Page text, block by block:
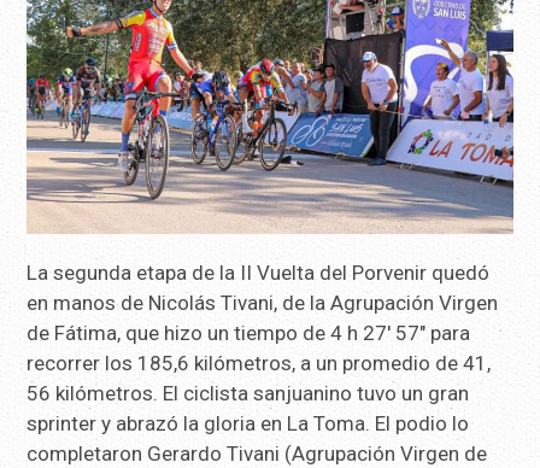
La segunda etapa de la II Vuelta del Porvenir quedó
en manos de Nicolás Tivani, de la Agrupación Virgen
de Fátima, que hizo un tiempo de 4 h 27′ 57″ para
recorrer los 185,6 kilómetros, a un promedio de 41,
56 kilómetros. El ciclista sanjuanino tuvo un gran
sprinter y abrazó la gloria en La Toma. El podio lo
completaron Gerardo Tivani (Agrupación Virgen de